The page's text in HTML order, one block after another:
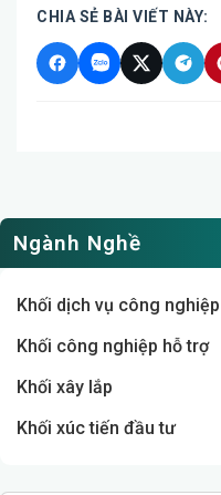
CHIA SẺ BÀI VIẾT NÀY:
Ngành Nghề
Khối dịch vụ công nghiệp
Khối công nghiệp hỗ trợ
Khối xây lắp
Khối xúc tiến đầu tư